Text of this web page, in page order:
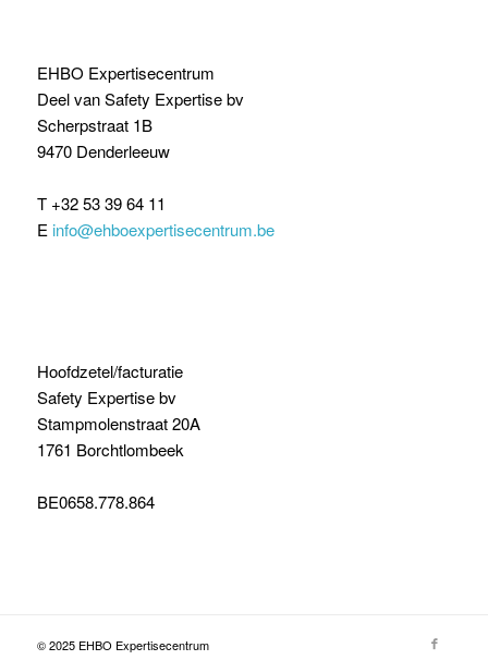
EHBO Expertisecentrum
Deel van Safety Expertise bv
Scherpstraat 1B
9470 Denderleeuw
T +32 53 39 64 11
E info@ehboexpertisecentrum.be
Hoofdzetel/facturatie
Safety Expertise bv
Stampmolenstraat 20A
1761 Borchtlombeek
BE0658.778.864
© 2025 EHBO Expertisecentrum